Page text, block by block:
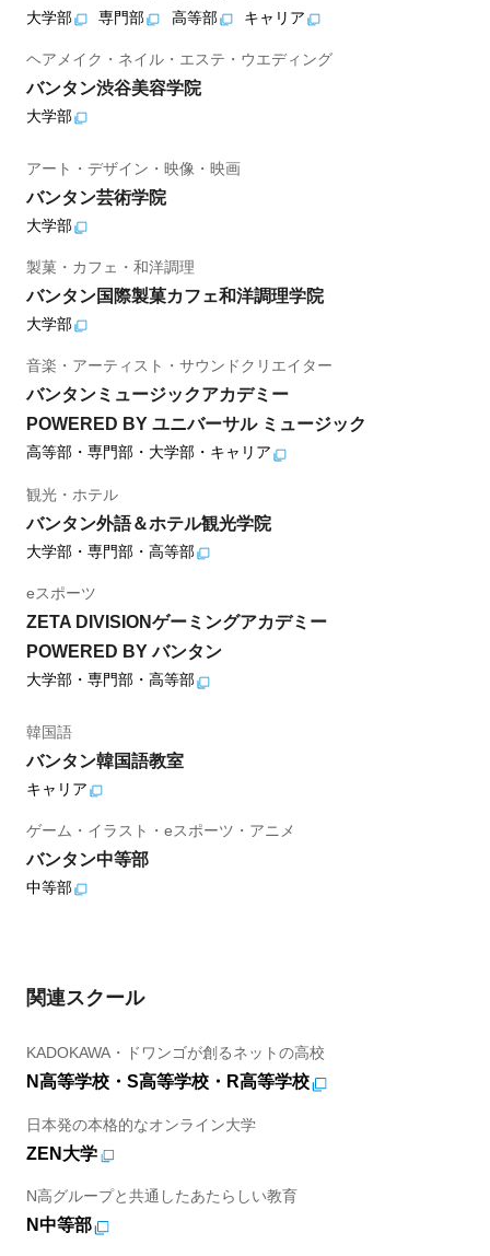
大学部 専門部 高等部 キャリア
ヘアメイク・ネイル・エステ・ウエディング
バンタン渋谷美容学院
大学部
アート・デザイン・映像・映画
バンタン芸術学院
大学部
製菓・カフェ・和洋調理
バンタン国際製菓カフェ和洋調理学院
大学部
音楽・アーティスト・サウンドクリエイター
バンタンミュージックアカデミー
POWERED BY ユニバーサル ミュージック
高等部・専門部・大学部・キャリア
観光・ホテル
バンタン外語＆ホテル観光学院
大学部・専門部・高等部
eスポーツ
ZETA DIVISIONゲーミングアカデミー
POWERED BY バンタン
大学部・専門部・高等部
韓国語
バンタン韓国語教室
キャリア
ゲーム・イラスト・eスポーツ・アニメ
バンタン中等部
中等部
関連スクール
KADOKAWA・ドワンゴが創るネットの高校
N高等学校・S高等学校・R高等学校
日本発の本格的なオンライン大学
ZEN大学
N高グループと共通したあたらしい教育
N中等部